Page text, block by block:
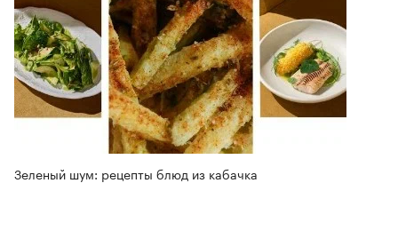
Зеленый шум: рецепты блюд из кабачка